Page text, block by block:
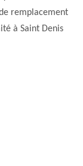
remplacement
à Saint Denis